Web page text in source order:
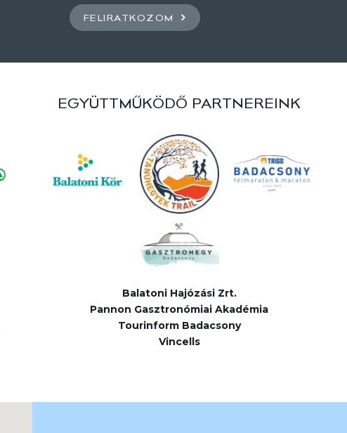
FELIRATKOZOM
EGYÜTTMŰKÖDŐ PARTNEREINK
Balatoni Hajózási Zrt.
Pannon Gasztronómiai Akadémia
Tourinform Badacsony
Vincells